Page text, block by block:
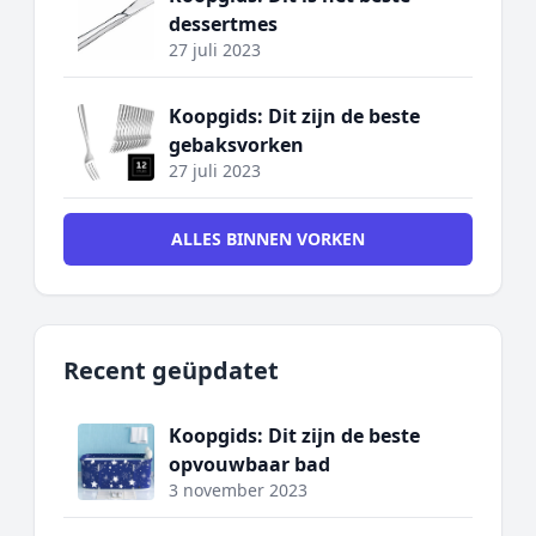
dessertmes
27 juli 2023
Koopgids: Dit zijn de beste
gebaksvorken
27 juli 2023
ALLES BINNEN VORKEN
Recent geüpdatet
Koopgids: Dit zijn de beste
opvouwbaar bad
3 november 2023